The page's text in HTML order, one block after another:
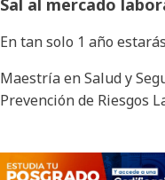
En tan solo 1 año
Maestría en Salud y
Prevención de Riesgos